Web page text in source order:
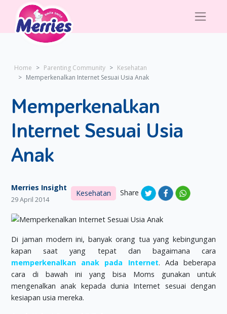
Home Parenting Community
Kesehatan
Memperkenalkan Internet Sesuai Usia Anak
Memperkenalkan
Internet Sesuai Usia
Anak
Merries Insight
29 April 2014
Kesehatan Share
Di jaman modern ini, banyak orang tua yang kebingungan
kapan saat yang tepat dan bagaimana cara
memperkenalkan anak pada Internet. Ada beberapa
cara di bawah ini yang bisa Moms gunakan untuk
mengenalkan anak kepada dunia Internet sesuai dengan
kesiapan usia mereka.